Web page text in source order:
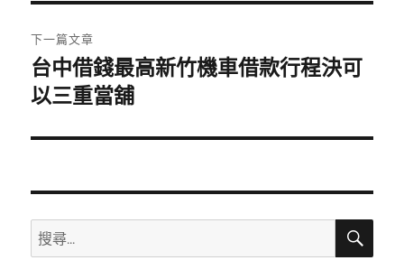
覽
篇
文
章:
下一篇文章
下
一
文
台中借錢最高新竹機車借款行程決可
以三重當舖
搜
尋
搜